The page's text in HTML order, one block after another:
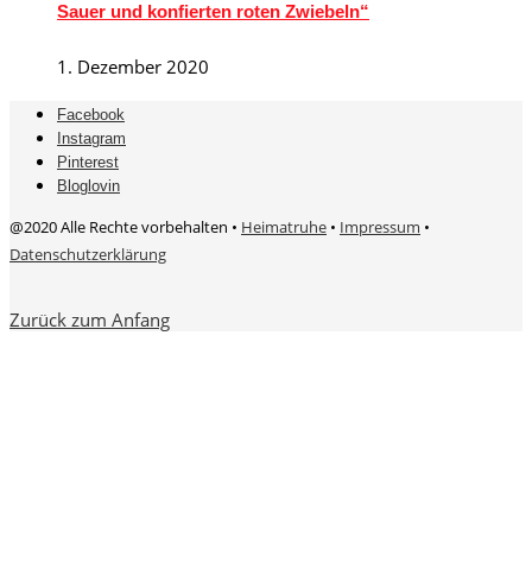
Sauer und konfierten roten Zwiebeln“
1. Dezember 2020
Facebook
Instagram
Pinterest
Bloglovin
@2020 Alle Rechte vorbehalten • Heimatruhe • Impressum •
Datenschutzerklärung
Zurück zum Anfang